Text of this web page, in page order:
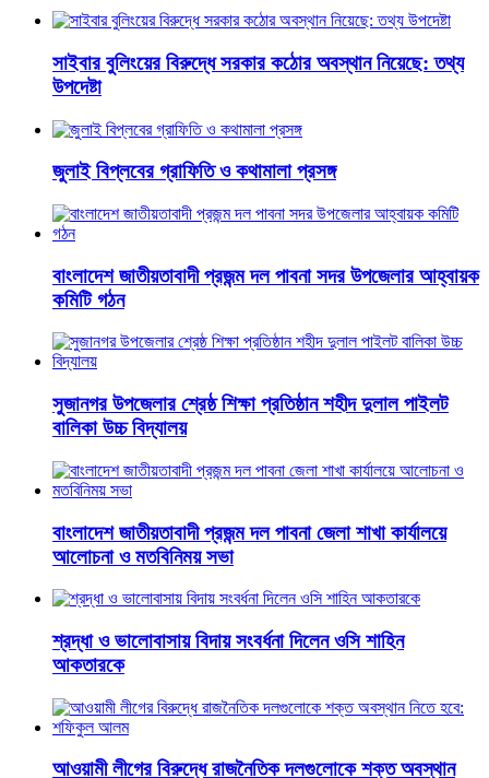
সাইবার বুলিংয়ের বিরুদ্ধে সরকার কঠোর অবস্থান নিয়েছে: তথ্য
উপদেষ্টা
জুলাই বিপ্লবের গ্রাফিতি ও কথামালা প্রসঙ্গ
বাংলাদেশ জাতীয়তাবাদী প্রজন্ম দল পাবনা সদর উপজেলার আহ্বায়ক
কমিটি গঠন
সুজানগর উপজেলার শ্রেষ্ঠ শিক্ষা প্রতিষ্ঠান শহীদ দুলাল পাইলট
বালিকা উচ্চ বিদ্যালয়
বাংলাদেশ জাতীয়তাবাদী প্রজন্ম দল পাবনা জেলা শাখা কার্যালয়ে
আলোচনা ও মতবিনিময় সভা
শ্রদ্ধা ও ভালোবাসায় বিদায় সংবর্ধনা দিলেন ওসি শাহিন
আকতারকে
আওয়ামী লীগের বিরুদ্ধে রাজনৈতিক দলগুলোকে শক্ত অবস্থান